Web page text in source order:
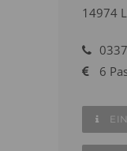
14974
6